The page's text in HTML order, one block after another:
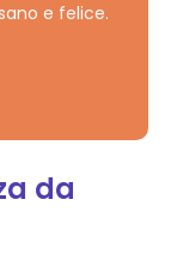
e felice.
da